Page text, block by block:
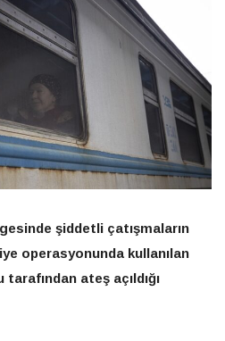
şiddetli çatışmaların
operasyonunda kullanılan
ateş açıldığı